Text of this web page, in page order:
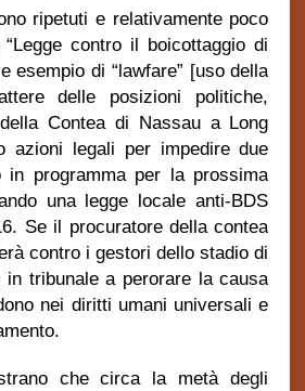
ripetuti e relativamente poco
contro il boicottaggio di
esempio di “lawfare” [uso della
delle posizioni politiche,
Contea di Nassau a Long
azioni legali per impedire due
in programma per la prossima
una legge locale anti-BDS
Se il procuratore della contea
contro i gestori dello stadio di
in tribunale a perorare la causa
nei diritti umani universali e
che circa la metà degli